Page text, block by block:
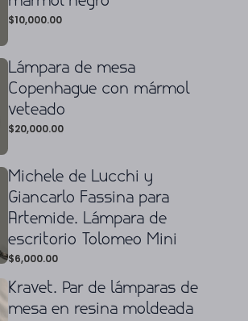
$10,000.00
Lámpara de mesa
Copenhague con mármol
veteado
$20,000.00
Michele de Lucchi y
Giancarlo Fassina para
Artemide. Lámpara de
escritorio Tolomeo Mini
$6,000.00
Kravet. Par de lámparas de
mesa en resina moldeada